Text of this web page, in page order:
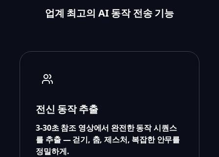
업계 최고의 AI 동작 전송 기능
전신 동작 추출
3-30초 참조 영상에서 완전한 동작 시퀀스
를 추출 — 걷기, 춤, 제스처, 복잡한 안무를
정밀하게.